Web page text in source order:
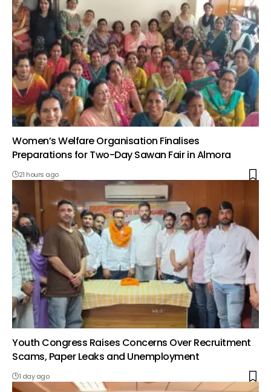
Women’s Welfare Organisation Finalises
Preparations for Two-Day Sawan Fair in Almora
21 hours ago
Youth Congress Raises Concerns Over Recruitment
Scams, Paper Leaks and Unemployment
1 day ago